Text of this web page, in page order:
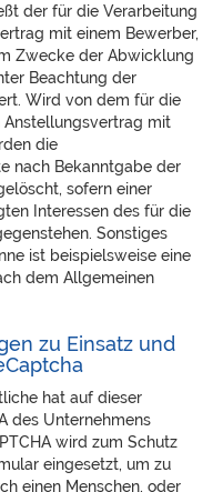
der für die Verarbeitung
mit einem Bewerber,
Zwecke der Abwicklung
Beachtung der
Wird von dem für die
mit
die
nach Bekanntgabe der
sofern einer
Interessen des für die
Sonstiges
ist beispielsweise eine
dem Allgemeinen
zu Einsatz und
hat auf dieser
des Unternehmens
wird zum Schutz
eingesetzt, um zu
einen Menschen, oder